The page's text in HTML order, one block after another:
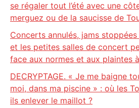
se régaler tout l’été avec une
merguez ou de la saucisse de
Concerts annulés, jams
et les petites salles de concert
face aux normes et aux plaintes
DECRYPTAGE. « Je me baigne
moi, dans ma piscine » : où les
ils enlever le maillot ?